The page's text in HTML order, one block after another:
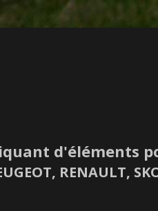
d'éléments
RENAULT,